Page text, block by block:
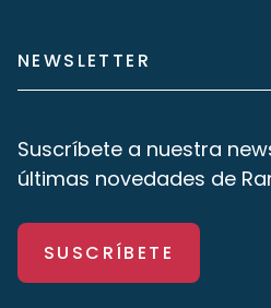
NEWSLETTER
Suscríbete a nuestra
últimas novedades de
SUSCRÍBETE